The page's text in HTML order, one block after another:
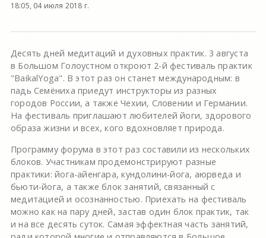
18:05, 04 июля 2018 г.
Десять дней медитаций и духовных практик. 3 августа
в Большом Голоустном откроют 2-й фестиваль практик
"BaikalYoga". В этот раз он станет международным: в
падь Семёниха приедут инструкторы из разных
городов России, а также Чехии, Словении и Германии.
На фестиваль приглашают любителей йоги, здорового
образа жизни и всех, кого вдохновляет природа.
Программу форума в этот раз составили из нескольких
блоков. Участникам продемонстрируют разные
практики: йога-айенгара, кундолини-йога, аюрведа и
бьюти-йога, а также блок занятий, связанный с
медитацией и осознанностью. Приехать на фестиваль
можно как на пару дней, застав один блок практик, так
и на все десять суток. Самая эффектная часть занятий,